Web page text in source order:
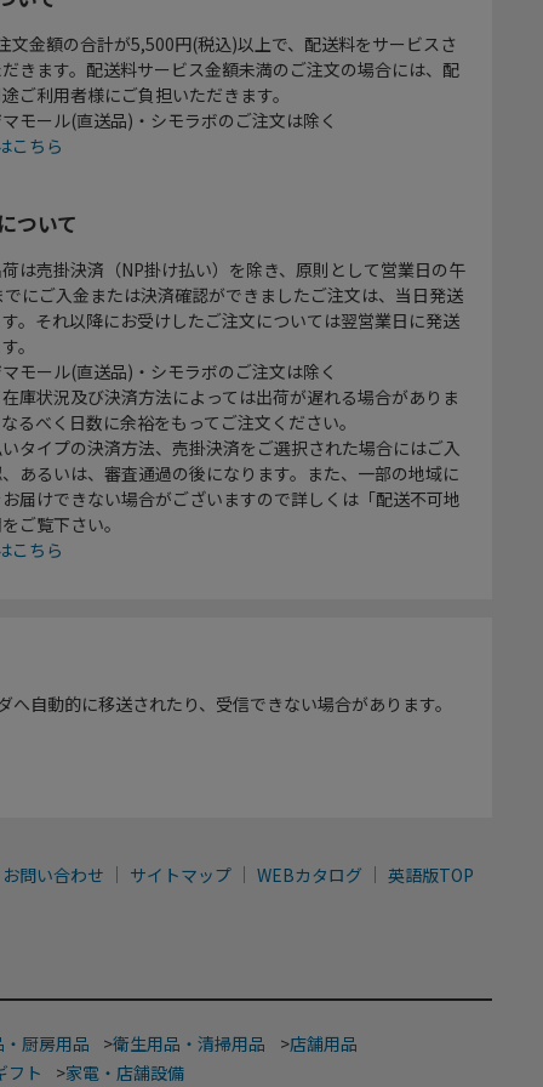
文金額の合計が5,500円(税込)以上で、配送料をサービスさ
きます。配送料サービス金額未満のご注文の場合には、配
ご利用者様にご負担いただきます。
モール(直送品)・シモラボのご注文は除く
こちら
ついて
は売掛決済（NP掛け払い）を除き、原則として営業日の午
にご入金または決済確認ができましたご注文は、当日発送
。それ以降にお受けしたご注文については翌営業日に発送
。
モール(直送品)・シモラボのご注文は除く
庫状況及び決済方法によっては出荷が遅れる場合がありま
るべく日数に余裕をもってご注文ください。
タイプの決済方法、売掛決済をご選択された場合にはご入
あるいは、審査通過の後になります。また、一部の地域に
届けできない場合がございますので詳しくは「配送不可地
ご覧下さい。
こちら
自動的に移送されたり、受信できない場合があります。
お問い合わせ サイトマップ WEBカタログ 英語版TOP
厨房用品 >衛生用品・清掃用品 >店舗用品
フト
>家電・店舗設備